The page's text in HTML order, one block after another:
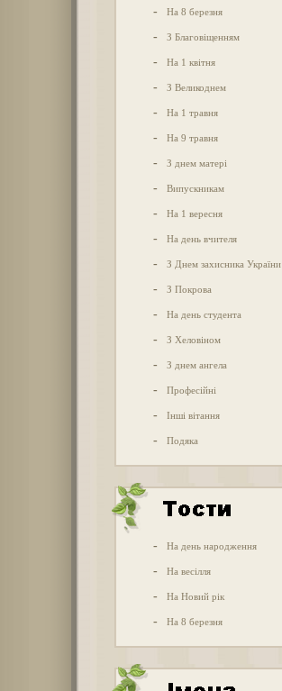
- На 8 березня
- З Благовіщенням
- На 1 квітня
- З Великоднем
- На 1 травня
- На 9 травня
- З днем матері
- Випускникам
- На 1 вересня
- На день вчителя
- З Днем захисника України
- З Покрова
- На день студента
- З Хеловіном
- З днем ангела
- Професійні
- Інші вітання
- Подяка
- На день народження
- На весілля
- На Новий рік
- На 8 березня